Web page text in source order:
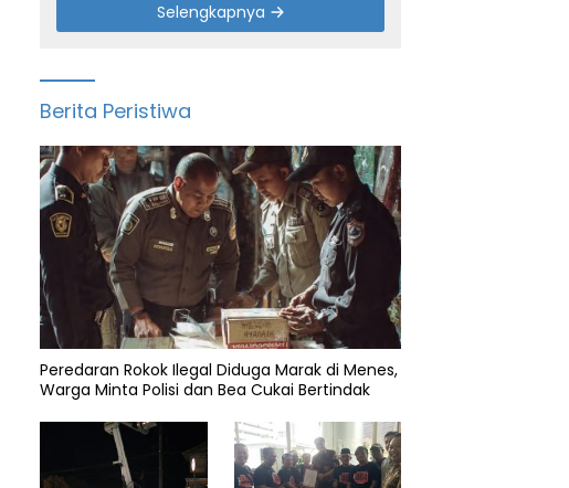
Selengkapnya
Berita Peristiwa
Peredaran Rokok Ilegal Diduga Marak di Menes,
Warga Minta Polisi dan Bea Cukai Bertindak